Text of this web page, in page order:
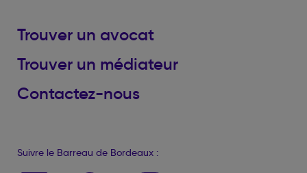
Trouver un avocat
Trouver un médiateur
Contactez-nous
Suivre le Barreau de Bordeaux :